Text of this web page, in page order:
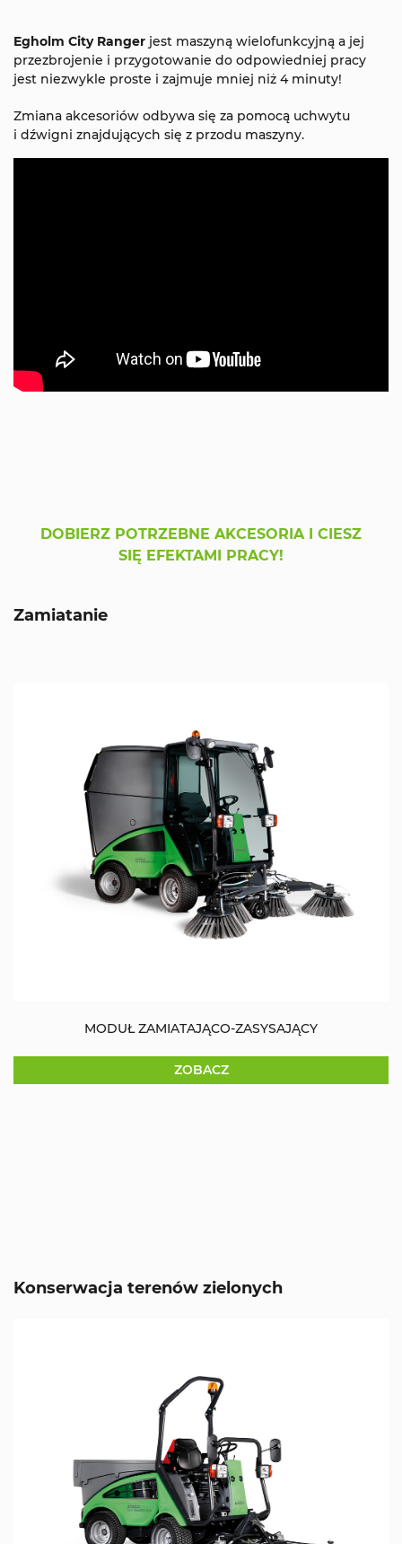
Egholm City Ranger jest maszyną wielofunkcyjną a jej
przezbrojenie i przygotowanie do odpowiedniej pracy
jest niezwykle proste i zajmuje mniej niż 4 minuty!
Zmiana akcesoriów odbywa się za pomocą uchwytu
i dźwigni znajdujących się z przodu maszyny.
DOBIERZ POTRZEBNE AKCESORIA I CIESZ
SIĘ EFEKTAMI PRACY!
Zamiatanie
MODUŁ ZAMIATAJĄCO-ZASYSAJĄCY
ZOBACZ
Konserwacja terenów zielonych